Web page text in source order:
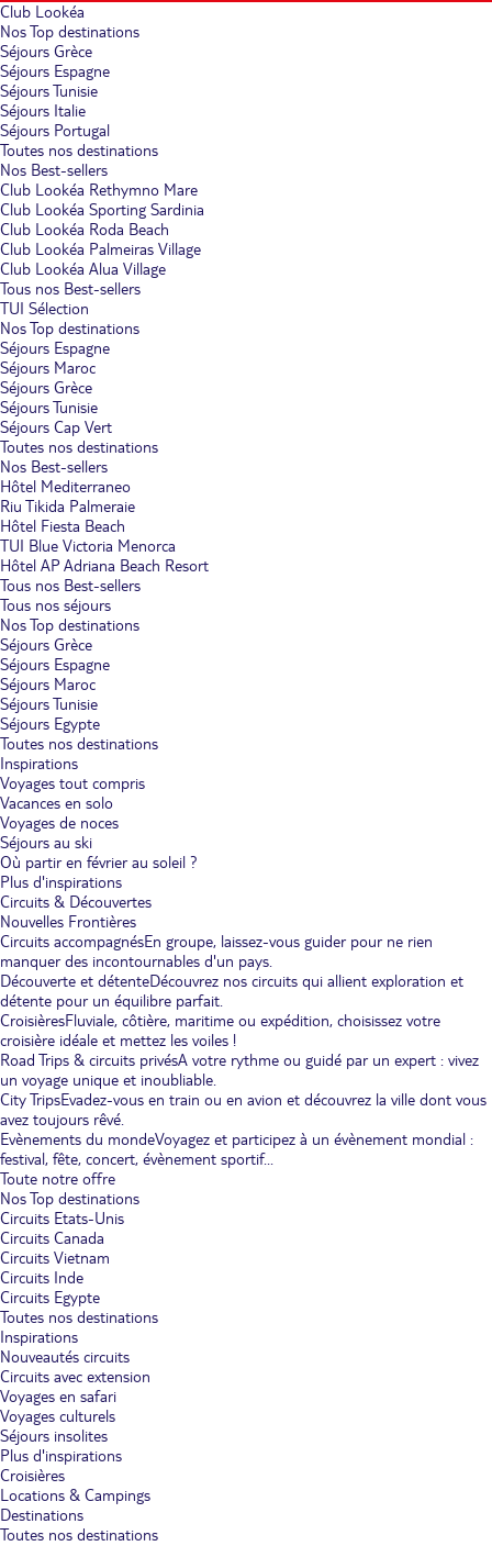
Club Lookéa
Nos Top destinations
Séjours Grèce
Séjours Espagne
Séjours Tunisie
Séjours Italie
Séjours Portugal
Toutes nos destinations
Nos Best-sellers
Club Lookéa Rethymno Mare
Club Lookéa Sporting Sardinia
Club Lookéa Roda Beach
Club Lookéa Palmeiras Village
Club Lookéa Alua Village
Tous nos Best-sellers
TUI Sélection
Nos Top destinations
Séjours Espagne
Séjours Maroc
Séjours Grèce
Séjours Tunisie
Séjours Cap Vert
Toutes nos destinations
Nos Best-sellers
Hôtel Mediterraneo
Riu Tikida Palmeraie
Hôtel Fiesta Beach
TUI Blue Victoria Menorca
Hôtel AP Adriana Beach Resort
Tous nos Best-sellers
Tous nos séjours
Nos Top destinations
Séjours Grèce
Séjours Espagne
Séjours Maroc
Séjours Tunisie
Séjours Egypte
Toutes nos destinations
Inspirations
Voyages tout compris
Vacances en solo
Voyages de noces
Séjours au ski
Où partir en février au soleil ?
Plus d'inspirations
Circuits & Découvertes
Nouvelles Frontières
Circuits accompagnésEn groupe, laissez-vous guider pour ne rien
manquer des incontournables d'un pays.
Découverte et détenteDécouvrez nos circuits qui allient exploration et
détente pour un équilibre parfait.
CroisièresFluviale, côtière, maritime ou expédition, choisissez votre
croisière idéale et mettez les voiles !
Road Trips & circuits privésA votre rythme ou guidé par un expert : vivez
un voyage unique et inoubliable.
City TripsEvadez-vous en train ou en avion et découvrez la ville dont vous
avez toujours rêvé.
Evènements du mondeVoyagez et participez à un évènement mondial :
festival, fête, concert, évènement sportif...
Toute notre offre
Nos Top destinations
Circuits Etats-Unis
Circuits Canada
Circuits Vietnam
Circuits Inde
Circuits Egypte
Toutes nos destinations
Inspirations
Nouveautés circuits
Circuits avec extension
Voyages en safari
Voyages culturels
Séjours insolites
Plus d'inspirations
Croisières
Locations & Campings
Destinations
Toutes nos destinations